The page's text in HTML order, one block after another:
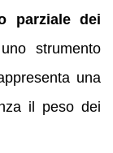
parziale dei
strumento
una
il peso dei